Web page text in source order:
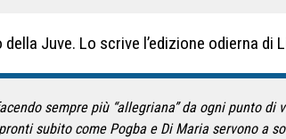
Juve. Lo scrive l’edizione odierna di
sempre più “allegriana” da ogni punto di
subito come Pogba e Di Maria servono a